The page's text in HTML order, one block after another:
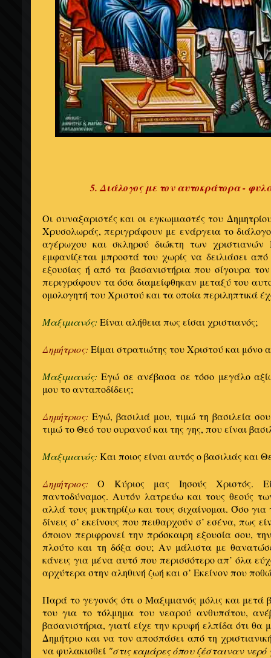
5. Διάλογος με τον αυτοκράτορα -
Οι συναξαριστές και οι εγκωμιαστές του
Χρυσολωράς, περιγράφουν με ενάργεια το
αγέρωχου και σκληρού διώκτη των χριστιανών
εμφανίζεται μπροστά του χωρίς να δειλιάσει από
εξουσίας ή από τα βασανιστήρια που σίγουρα
περιγράφουν τα όσα διαμείφθηκαν μεταξύ του
ομολογητή του Χριστού και τα οποία περιληπτικά
Μαξιμιανός: Είναι αλήθεια πως είσαι χριστιανός;
Δημήτριος: Είμαι στρατιώτης του Χριστού και μόνο
Μαξιμιανός: Εγώ σε ανέβασα σε τόσο μεγάλο
μου το ανταποδίδεις;
Δημήτριος: Εγώ, βασιλιά μου, τιμώ τη βασιλεία
τιμώ το Θεό του ουρανού και της γης, που είναι
Μαξιμιανός: Και ποιος είναι αυτός ο βασιλιάς και
Δημήτριος: Ο Κύριος μας Ιησούς Χριστός.
παντοδύναμος. Αυτόν λατρεύω και τους θεούς
αλλά τους μυκτηρίζω και τους σιχαίνομαι. Όσο
δίνεις σ’ εκείνους που πειθαρχούν σ’ εσένα, πως
όποιον περιφρονεί την πρόσκαιρη εξουσία σου,
πλούτο και τη δόξα σου; Αν μάλιστα με
κάνεις για μένα αυτό που περισσότερο απ’ όλα
αρχύτερα στην αληθινή ζωή και σ’ Εκείνον που
Παρά το γεγονός ότι ο Μαξιμιανός μόλις και μετά
του για το τόλμημα του νεαρού ανθυπάτου,
βασανιστήρια, γιατί είχε την κρυφή ελπίδα ότι θα
Δημήτριο και να τον αποσπάσει από τη
να φυλακισθεί "στις καμάρες όπου ζέσταιναν